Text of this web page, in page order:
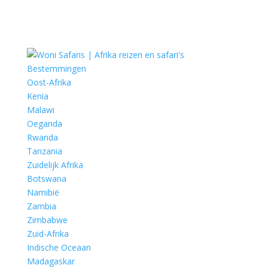
Bestemmingen
Oost-Afrika
Kenia
Malawi
Oeganda
Rwanda
Tanzania
Zuidelijk Afrika
Botswana
Namibië
Zambia
Zimbabwe
Zuid-Afrika
Indische Oceaan
Madagaskar